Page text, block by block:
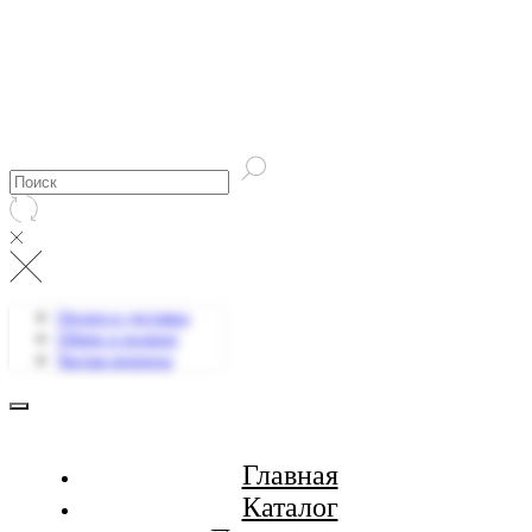
Оплата и доставка
Обмен и возврат
Частые вопросы
Главная
Каталог